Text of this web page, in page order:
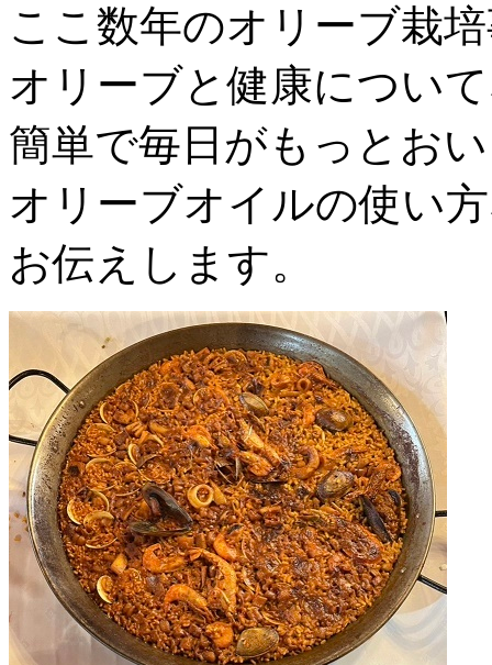
ここ数年のオリーブ栽
オリーブと健康につい
簡単で毎日がもっとお
オリーブオイルの使い
お伝えします。